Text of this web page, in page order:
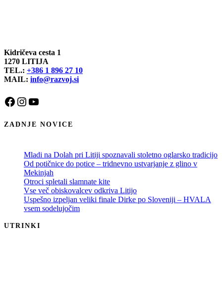
Kidričeva cesta 1
1270 LITIJA
TEL.: +386 1 896 27 10
MAIL: info@razvoj.si
Facebook
Instagram
YouTube
ZADNJE NOVICE
Mladi na Dolah pri Litiji spoznavali stoletno oglarsko tradicijo
Od potičnice do potice – tridnevno ustvarjanje z glino v
Mekinjah
Otroci spletali slamnate kite
Vse več obiskovalcev odkriva Litijo
Uspešno izpeljan veliki finale Dirke po Sloveniji – HVALA
vsem sodelujočim
UTRINKI